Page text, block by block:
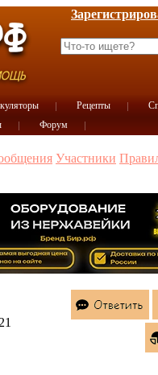
Рецепты
Форум
Участники
21